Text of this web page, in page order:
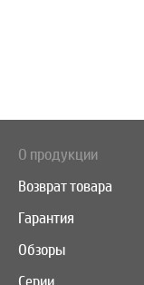
О продукции
Возврат товара
Гарантия
Обзоры